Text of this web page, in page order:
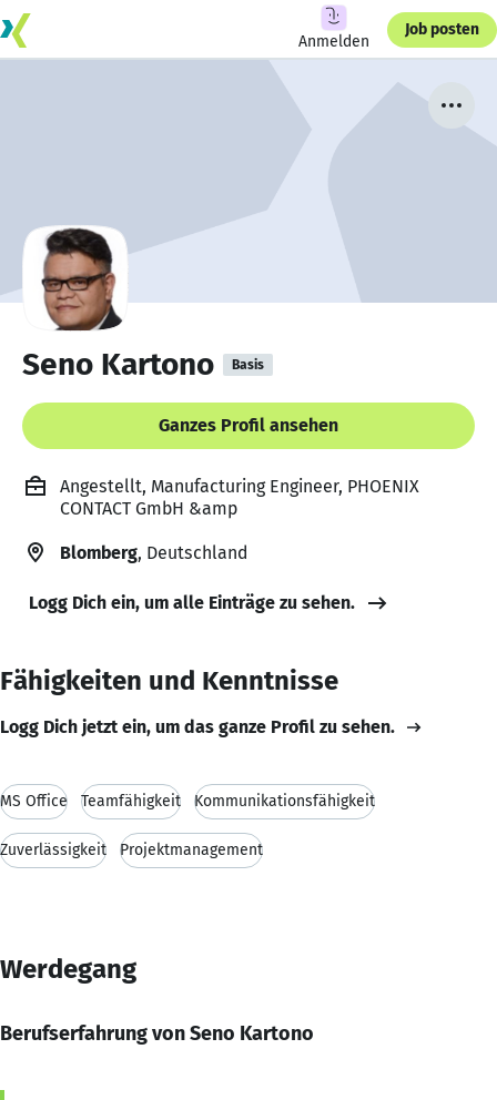
Anmelden
Job posten
Seno Kartono Basis
Ganzes Profil ansehen
Angestellt, Manufacturing Engineer, PHOENIX
CONTACT GmbH &amp
Blomberg, Deutschland
Logg Dich ein, um alle Einträge zu sehen.
Fähigkeiten und Kenntnisse
Logg Dich jetzt ein, um das ganze Profil zu sehen.
MS Office Teamfähigkeit Kommunikationsfähigkeit
Zuverlässigkeit Projektmanagement
Werdegang
Berufserfahrung von Seno Kartono